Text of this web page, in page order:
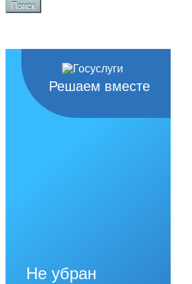
Поиск
Решаем вместе
Не убран